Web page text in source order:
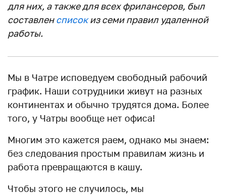
для них, а также для всех фрилансеров, был
составленсписокиз семи правил удаленной
работы.
Мы в Чатре исповедуем свободный рабочий
график. Наши сотрудники живут на разных
континентах и обычно трудятся дома. Более
того, у Чатры вообще нет офиса!
Многим это кажется раем, однако мы знаем:
без следования простым правилам жизнь и
работа превращаются в кашу.
Чтобы этого не случилось, мы